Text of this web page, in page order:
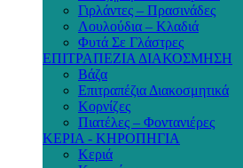
Γιρλάντες – Πρασινάδες
Λουλούδια – Κλαδιά
Φυτά Σε Γλάστρες
ΕΠΙΤΡΑΠΕΖΙΑ ΔΙΑΚΟΣΜΗΣΗ
Βάζα
Επιτραπέζια Διακοσμητικά
Κορνίζες
Πιατέλες – Φοντανιέρες
ΚΕΡΙΑ - ΚΗΡΟΠΗΓΙΑ
Κεριά